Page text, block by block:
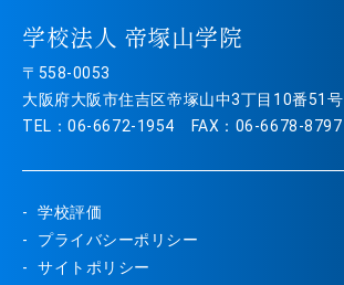
学校法人 帝塚山学院
〒558-0053
大阪府大阪市住吉区帝塚山中3丁目10番51号
TEL：06-6672-1954 FAX：06-6678-8797
学校評価
プライバシーポリシー
サイトポリシー